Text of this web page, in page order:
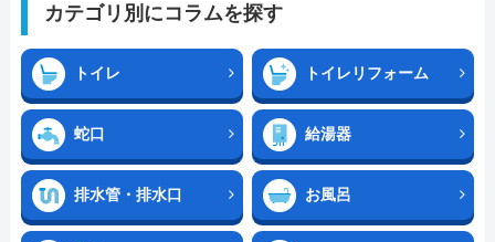
カテゴリ別にコラムを探す
トイレ トイレリフォーム
蛇口 給湯器
排水管・排水口 お風呂